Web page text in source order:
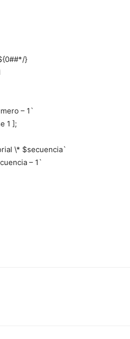
}
– 1`
1 ];
\* $secuencia`
– 1`